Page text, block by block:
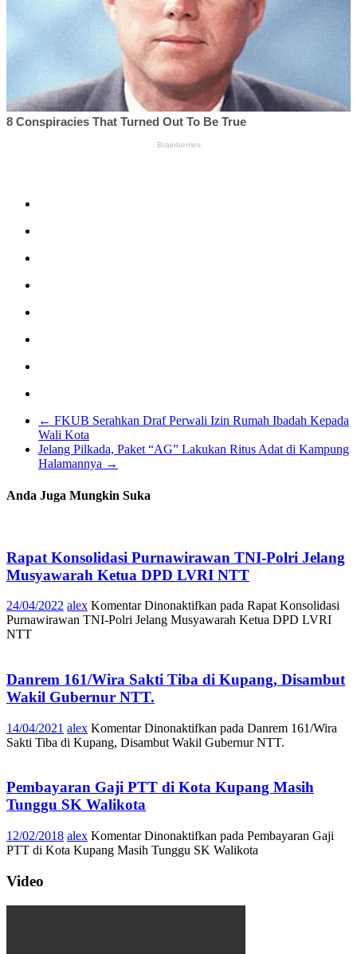
← FKUB Serahkan Draf Perwali Izin Rumah Ibadah Kepada
Wali Kota
Jelang Pilkada, Paket “AG” Lakukan Ritus Adat di Kampung
Halamannya →
Anda Juga Mungkin Suka
Rapat Konsolidasi Purnawirawan TNI-Polri Jelang
Musyawarah Ketua DPD LVRI NTT
24/04/2022 alex Komentar Dinonaktifkan pada Rapat Konsolidasi
Purnawirawan TNI-Polri Jelang Musyawarah Ketua DPD LVRI
NTT
Danrem 161/Wira Sakti Tiba di Kupang, Disambut
Wakil Gubernur NTT.
14/04/2021 alex Komentar Dinonaktifkan pada Danrem 161/Wira
Sakti Tiba di Kupang, Disambut Wakil Gubernur NTT.
Pembayaran Gaji PTT di Kota Kupang Masih
Tunggu SK Walikota
12/02/2018 alex Komentar Dinonaktifkan pada Pembayaran Gaji
PTT di Kota Kupang Masih Tunggu SK Walikota
Video